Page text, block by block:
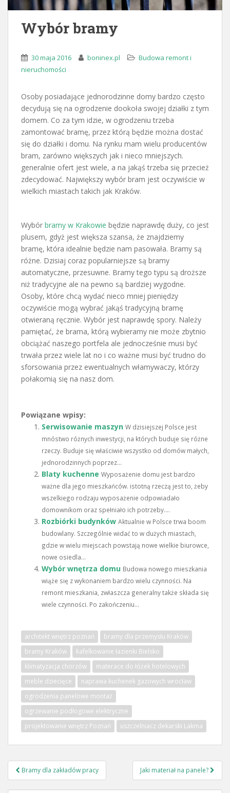
Wybór bramy
30 maja 2016 boninex.pl
Budowa remont i
nieruchomości
Osoby posiadające jednorodzinne domy bardzo często
decydują się na ogrodzenie dookoła swojej działki z tym
domem. Co za tym idzie, w ogrodzeniu trzeba
zamontować bramę, przez którą będzie można dostać
się do działki i domu. Na rynku mam wielu producentów
bram, zarówno większych jak i nieco mniejszych.
generalnie ofert jest wiele, a na jakąś trzeba się przecież
zdecydować. Największy wybór bram jest oczywiście w
wielkich miastach takich jak Kraków.
Wybór bramy w Krakowie będzie naprawdę duży, co jest
plusem, gdyż jest większa szansa, że znajdziemy
bramę, która idealnie będzie nam pasowała. Bramy są
różne. Dzisiaj coraz popularniejsze są bramy
automatyczne, przesuwne. Bramy tego typu są droższe
niż tradycyjne ale na pewno są bardziej wygodne.
Osoby, które chcą wydać nieco mniej pieniędzy
oczywiście mogą wybrać jakąś tradycyjną bramę
otwieraną ręcznie. Wybór jest naprawdę spory. Należy
pamiętać, że brama, którą wybieramy nie może zbytnio
obciążać naszego portfela ale jednocześnie musi być
trwała przez wiele lat no i co ważne musi być trudno do
sforsowania przez ewentualnych włamywaczy, którzy
połakomią się na nasz dom.
Powiązane wpisy:
Serwisowanie maszyn W dzisiejszej Polsce jest
mnóstwo różnych inwestycji, na których buduje się różne
rzeczy. Buduje się właściwie wszystko od domów małych,
jednorodzinnych poprzez...
Blaty kuchenne Wyposażenie domu jest bardzo
ważne dla jego mieszkańców. istotną rzeczą jest to, żeby
wszelkiego rodzaju wyposażenie odpowiadało
domownikom oraz spełniało ich potrzeby....
Rozbiórki budynków Aktualnie w Polsce trwa boom
budowlany. Szczególnie widać to w dużych miastach,
gdzie w wielu miejscach powstają nowe wielkie biurowce,
nowe osiedla...
Wybór wnętrza domu Budowa nowego mieszkania
wiąże się z wykonaniem bardzo wielu czynności. Na
remont mieszkania, zwłaszcza generalny także składa się
wiele czynności. Po zakończeniu...
architekt wnętrz poznań
bramy dla przemysłu Kraków
bramy Kraków
kafelkowanie łazienki Bielsko
klimatyzacja chorzów
materace do łóżek hotelowych
meble dziecięce
naprawa kuchenek gazowych wrocław
ogrodzenia panelowe montaż
ogrzewanie podłogowe elektryczne
projektowanie wnętrz Poznań
uszczelniacz dekarski Lakma
Nawigacja
wpisu
Bramy dla zakładów pracy Jaki materiał na panele?